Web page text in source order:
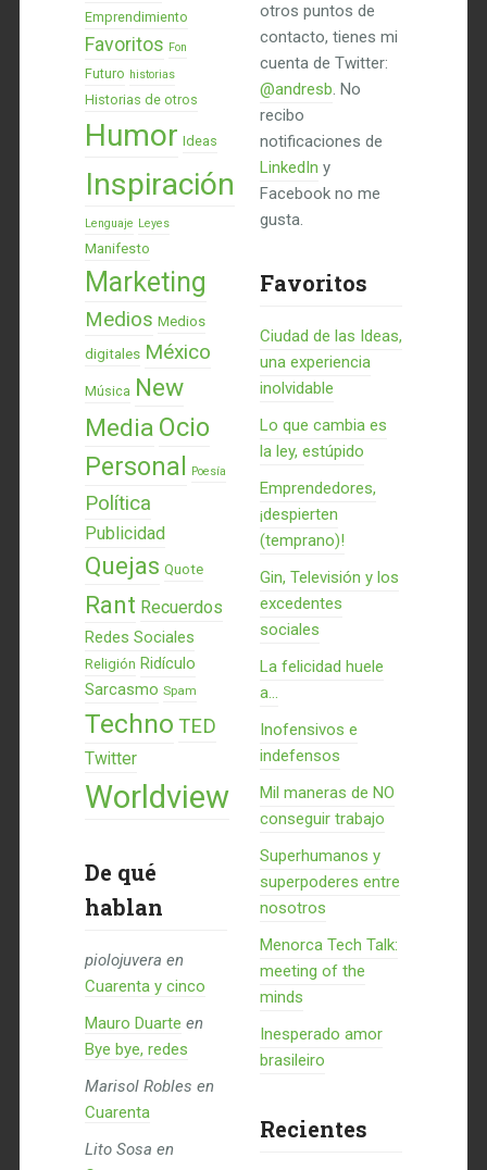
Emprendimiento
Favoritos Fon
Futuro historias
Historias de otros
Humor Ideas
Inspiración
Lenguaje Leyes
Manifesto
Marketing
Medios Medios
digitales México
Música New
Media Ocio
Personal Poesía
Política
Publicidad
Quejas Quote
Rant Recuerdos
Redes Sociales
Religión Ridículo
Sarcasmo Spam
Techno TED
Twitter
Worldview
De qué
hablan
piolojuvera en
Cuarenta y cinco
Mauro Duarte en
Bye bye, redes
Marisol Robles en
Cuarenta
Lito Sosa en
otros puntos de
contacto, tienes mi
cuenta de Twitter:
@andresb. No
recibo
notificaciones de
LinkedIn y
Facebook no me
gusta.
Favoritos
Ciudad de las Ideas,
una experiencia
inolvidable
Lo que cambia es
la ley, estúpido
Emprendedores,
¡despierten
(temprano)!
Gin, Televisión y los
excedentes
sociales
La felicidad huele
a...
Inofensivos e
indefensos
Mil maneras de NO
conseguir trabajo
Superhumanos y
superpoderes entre
nosotros
Menorca Tech Talk:
meeting of the
minds
Inesperado amor
brasileiro
Recientes